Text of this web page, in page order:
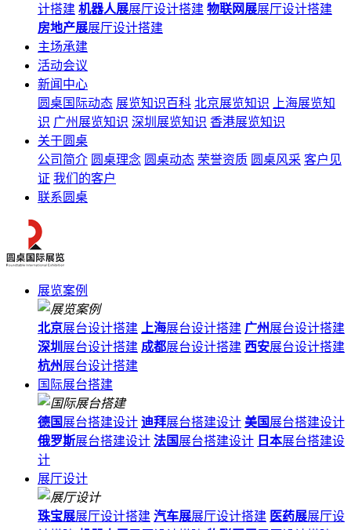
计搭建 机器人展展厅设计搭建 物联网展展厅设计搭建
房地产展展厅设计搭建
主场承建
活动会议
新闻中心
圆桌国际动态 展览知识百科 北京展览知识
上海展览知
识 广州展览知识 深圳展览知识 香港展览知识
关于圆桌
公司简介 圆桌理念 圆桌动态 荣誉资质 圆桌风采 客户见
证 我们的客户
联系圆桌
展览案例
北京展台设计搭建 上海展台设计搭建 广州展台设计搭建
深圳 展台设计搭建 成都展台设计搭建 西安展台设计搭建
杭州展台设计搭建
国际展台搭建
德国 展台搭建设计 迪拜展台搭建设计 美国 展台搭建设计
俄罗斯展台搭建设计 法国 展台搭建设计 日本展台搭建设
计
展厅设计
珠宝展展厅设计搭建 汽车展展厅设计搭建 医药展展厅设